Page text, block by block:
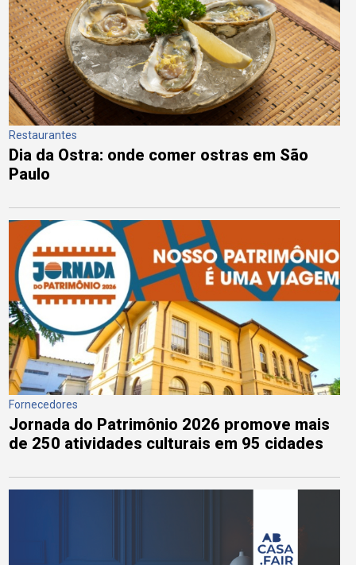
Restaurantes
Dia da Ostra: onde comer ostras em São
Paulo
Fornecedores
Jornada do Patrimônio 2026 promove mais
de 250 atividades culturais em 95 cidades